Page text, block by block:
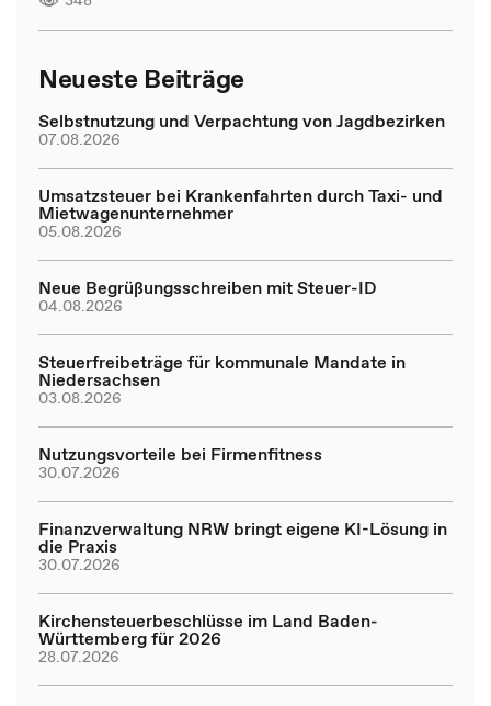
Neueste Beiträge
Selbstnutzung und Verpachtung von Jagdbezirken
07.08.2026
Umsatzsteuer bei Krankenfahrten durch Taxi- und
Mietwagenunternehmer
05.08.2026
Neue Begrüßungsschreiben mit Steuer-ID
04.08.2026
Steuerfreibeträge für kommunale Mandate in
Niedersachsen
03.08.2026
Nutzungsvorteile bei Firmenfitness
30.07.2026
Finanzverwaltung NRW bringt eigene KI-Lösung in
die Praxis
30.07.2026
Kirchensteuerbeschlüsse im Land Baden-
Württemberg für 2026
28.07.2026